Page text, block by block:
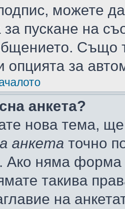
можете
пускане на
Също
за
анкета?
нова тема,
анкета точно
няма форма
такива
на